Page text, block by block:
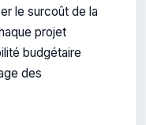
le surcoût de la
projet
budgétaire
des